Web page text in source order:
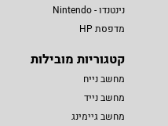
נינטנדו - Nintendo
מדפסת HP
קטגוריות מובילות
מחשב נייח
מחשב נייד
מחשב גיימינג